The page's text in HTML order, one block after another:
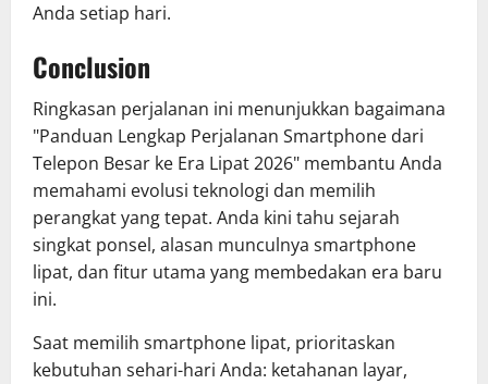
Anda setiap hari.
Conclusion
Ringkasan perjalanan ini menunjukkan bagaimana
"Panduan Lengkap Perjalanan Smartphone dari
Telepon Besar ke Era Lipat 2026" membantu Anda
memahami evolusi teknologi dan memilih
perangkat yang tepat. Anda kini tahu sejarah
singkat ponsel, alasan munculnya smartphone
lipat, dan fitur utama yang membedakan era baru
ini.
Saat memilih smartphone lipat, prioritaskan
kebutuhan sehari-hari Anda: ketahanan layar,